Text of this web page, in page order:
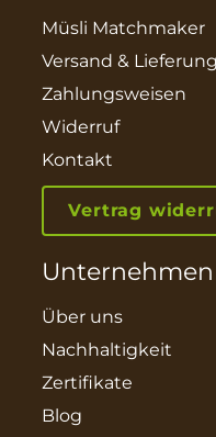
Müsli Matchmaker
Versand & Lieferung
Zahlungsweisen
Widerruf
Kontakt
Vertrag
Unternehmen
Über uns
Nachhaltigkeit
Zertifikate
Blog